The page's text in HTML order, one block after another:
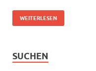
WEITERLESEN
SUCHEN